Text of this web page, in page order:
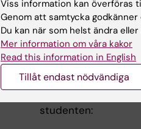
hantera
visa förmåga
undersökningar
visa
Värderingsförmåga
studenten:
Viss information kan överföras
Genom att samtycka
Du kan när som helst ändra
Mer information om våra kakor
Read this information in English
Tillåt endast nödvändiga